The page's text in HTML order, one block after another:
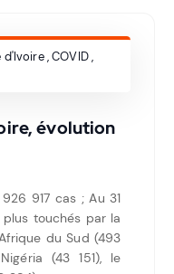
d'Ivoire,COVID,
évolution
917 cas ; Au 31
touchés par la
du Sud (493
(43 151), le